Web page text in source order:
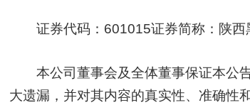
证券代码：601015证券简称：陕西
本公司董事会及全体董事保证本公告
大遗漏，并对其内容的真实性、准确性